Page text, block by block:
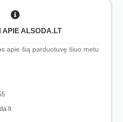
APIE ALSODA.LT
apie šią parduotuvę šiuo metu